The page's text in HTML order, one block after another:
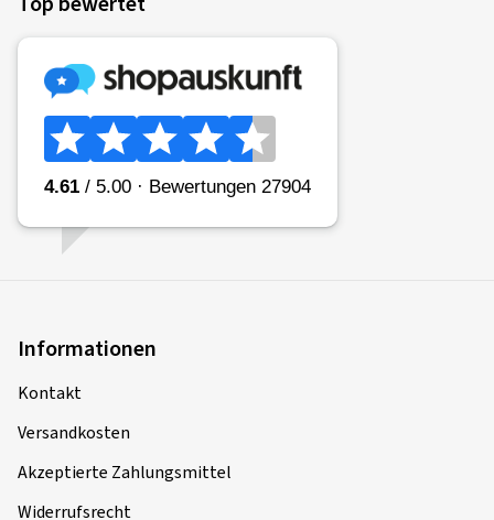
Informationen
Kontakt
Versandkosten
Akzeptierte Zahlungsmittel
Widerrufsrecht